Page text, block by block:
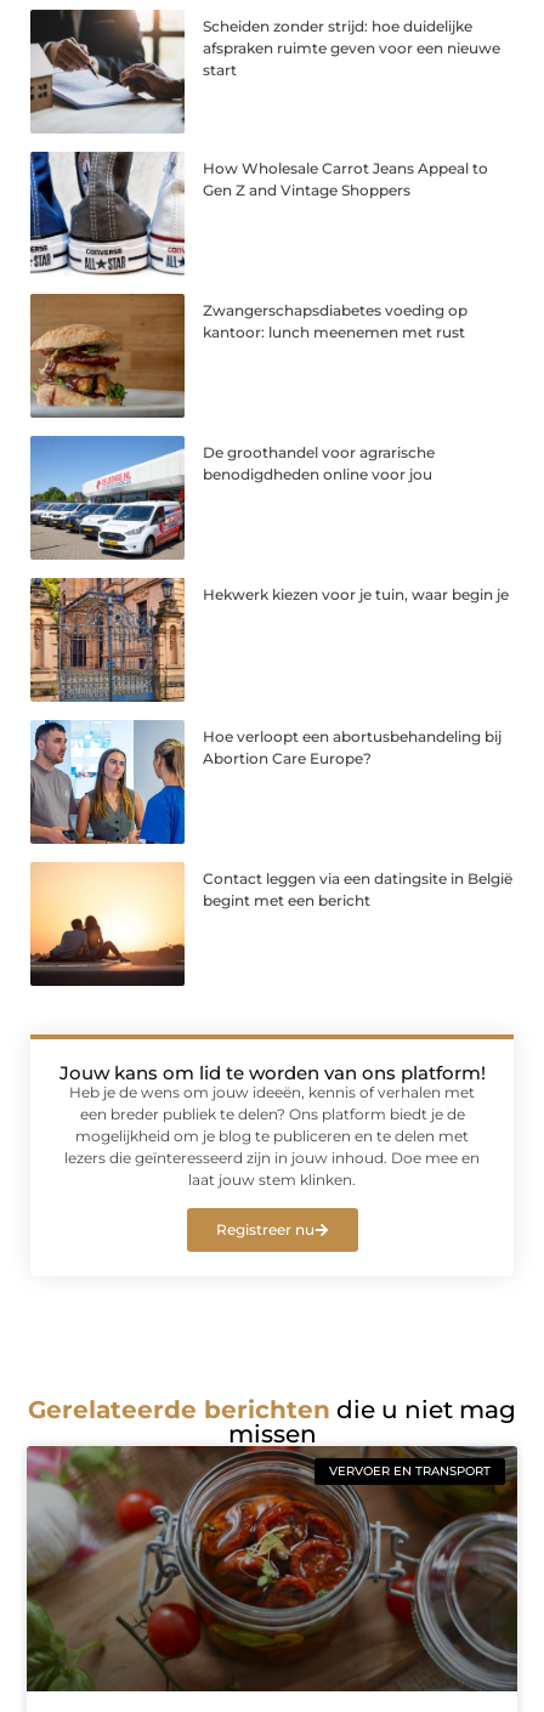
Scheiden zonder strijd: hoe duidelijke
afspraken ruimte geven voor een nieuwe
start
How Wholesale Carrot Jeans Appeal to
Gen Z and Vintage Shoppers
Zwangerschapsdiabetes voeding op
kantoor: lunch meenemen met rust
De groothandel voor agrarische
benodigdheden online voor jou
Hekwerk kiezen voor je tuin, waar begin je
Hoe verloopt een abortusbehandeling bij
Abortion Care Europe?
Contact leggen via een datingsite in België
begint met een bericht
Jouw kans om lid te worden van ons platform!
Heb je de wens om jouw ideeën, kennis of verhalen met
een breder publiek te delen? Ons platform biedt je de
mogelijkheid om je blog te publiceren en te delen met
lezers die geïnteresseerd zijn in jouw inhoud. Doe mee en
laat jouw stem klinken.
Registreer nu
Gerelateerde berichten die u niet mag
missen
VERVOER EN TRANSPORT